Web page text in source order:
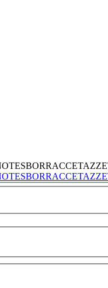
BORRACCETAZZE
BORRACCETAZZE